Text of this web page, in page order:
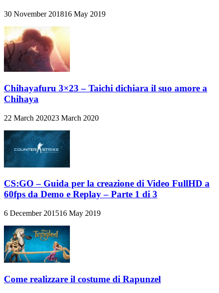
30 November 201816 May 2019
Chihayafuru 3×23 – Taichi dichiara il suo amore a
Chihaya
22 March 202023 March 2020
CS:GO – Guida per la creazione di Video FullHD a
60fps da Demo e Replay – Parte 1 di 3
6 December 201516 May 2019
Come realizzare il costume di Rapunzel